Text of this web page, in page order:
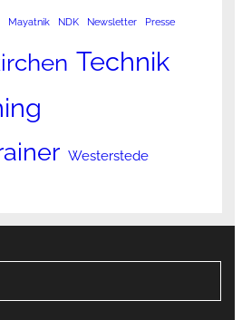
Mayatnik NDK Newsletter Presse
Technik
Westerstede